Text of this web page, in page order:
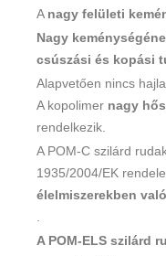
A nagy felületi
Nagy
csúszási és kopási
Alapvetően nincs
A kopolimer nagy
rendelkezik.
A POM-C szilárd
1935/2004/EK
élelmiszerekben
.
A POM-ELS szilárd